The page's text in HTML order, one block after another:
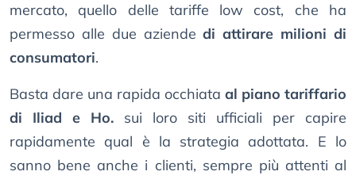
mercato, quello delle tariffe low cost, che ha
permesso alle due aziendedi attirare milioni di
consumatori.
Basta dare una rapida occhiata al piano tariffario
di Iliad e Ho. sui loro siti ufficiali per capire
rapidamente qual è la strategia adottata. E lo
sanno bene anche i clienti, sempre più attenti al